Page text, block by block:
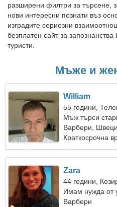
разширени филтри за търсене,
нови интересни познати въз
изградите сериозни
безплатен сайт за
туристи.
Мъже и
William
55 години,
Мъж търси
Варбери,
Краткосрочна
Zara
44 години,
Имам нужда от
заедно
Варбери